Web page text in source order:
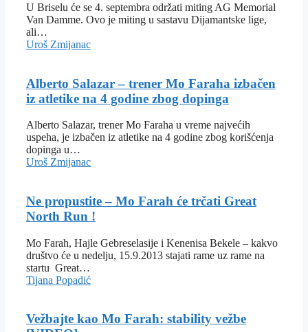
U Briselu će se 4. septembra održati miting AG Memorial
Van Damme. Ovo je miting u sastavu Dijamantske lige,
ali…
Uroš Zmijanac
Alberto Salazar – trener Mo Faraha izbačen
iz atletike na 4 godine zbog dopinga
Alberto Salazar, trener Mo Faraha u vreme najvećih
uspeha, je izbačen iz atletike na 4 godine zbog korišćenja
dopinga u…
Uroš Zmijanac
Ne propustite – Mo Farah će trčati Great
North Run !
Mo Farah, Hajle Gebreselasije i Kenenisa Bekele – kakvo
društvo će u nedelju, 15.9.2013 stajati rame uz rame na
startu Great…
Tijana Popadić
Vežbajte kao Mo Farah: stability vežbe